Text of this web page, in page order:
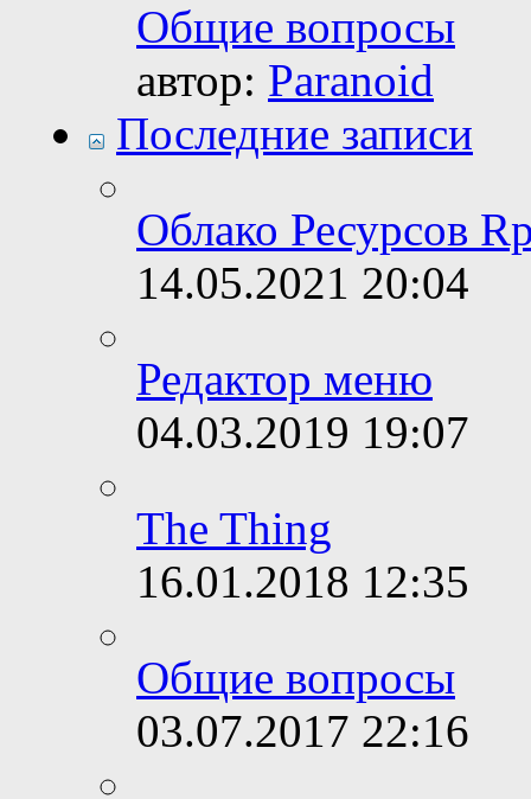
Общие вопросы
автор: Paranoid
Последние записи
Облако Ресурсов
14.05.2021 20:04
Редактор меню
04.03.2019 19:07
The Thing
16.01.2018 12:35
Общие вопросы
03.07.2017 22:16